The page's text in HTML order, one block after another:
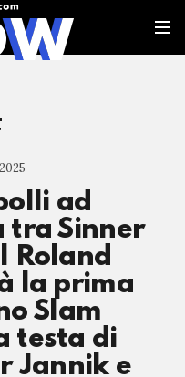
ad
tra Sinner
Roland
la prima
Slam
testa di
Jannik e